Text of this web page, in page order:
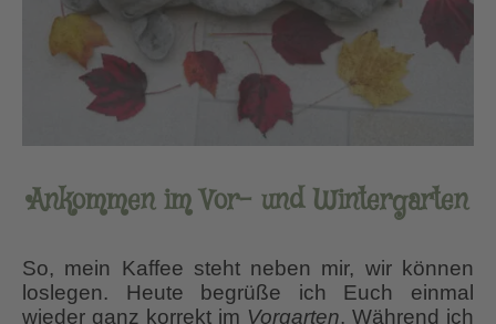
Ankommen im Vor- und Wintergarten
So, mein Kaffee steht neben mir, wir können
loslegen. Heute begrüße ich Euch einmal
wieder ganz korrekt im Vorgarten. Während ich